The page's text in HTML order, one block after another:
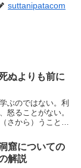
suttanipatacom
ぬよりも前に
ぶのではない。利
怒ることがない。
さから）うことが
欲して学ぶのでは
しても、怒ること
窟についての
解説